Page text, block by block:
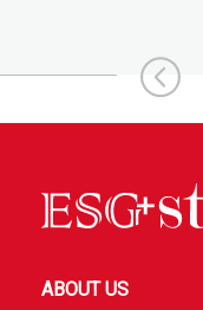
ABOUT US